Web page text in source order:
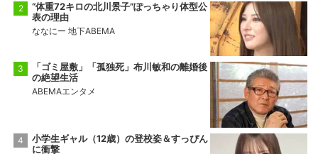
“体重72キロの北川景子”ぽっちゃり体型公
表の理由
ななにー 地下ABEMA
「ゴミ屋敷」「孤独死」布川敏和の離婚後
の絶望生活
ABEMAエンタメ
小学生ギャル（12歳）の登校姿＆すっぴん
に衝撃